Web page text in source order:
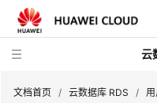
云
文档首页 / 云数据库 RDS / 用